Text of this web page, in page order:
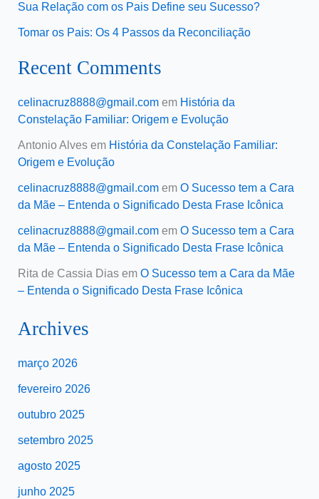
Sua Relação com os Pais Define seu Sucesso?
Tomar os Pais: Os 4 Passos da Reconciliação
Recent Comments
celinacruz8888@gmail.comem História da
Constelação Familiar: Origem e Evolução
Antonio Alvesem História da Constelação Familiar:
Origem e Evolução
celinacruz8888@gmail.comem O Sucesso tem a Cara
da Mãe – Entenda o Significado Desta Frase Icônica
celinacruz8888@gmail.comem O Sucesso tem a Cara
da Mãe – Entenda o Significado Desta Frase Icônica
Rita de Cassia Diasem O Sucesso tem a Cara da Mãe
– Entenda o Significado Desta Frase Icônica
Archives
março 2026
fevereiro 2026
outubro 2025
setembro 2025
agosto 2025
junho 2025